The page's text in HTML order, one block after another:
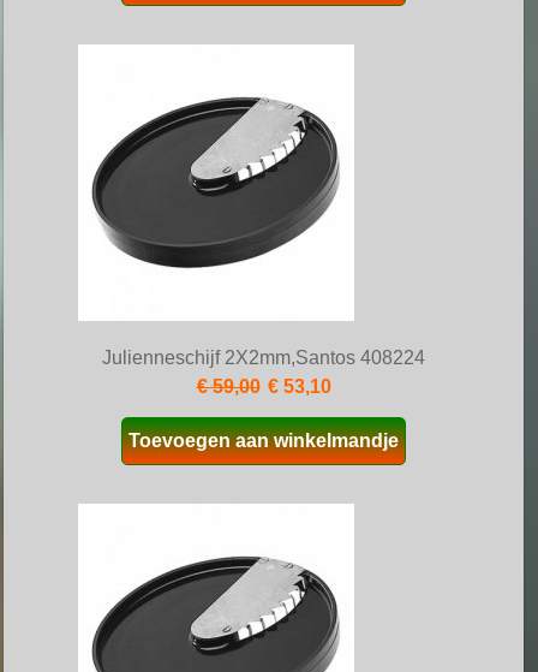
Julienneschijf 2X2mm,Santos 408224
€ 59,00 € 53,10
Toevoegen aan winkelmandje